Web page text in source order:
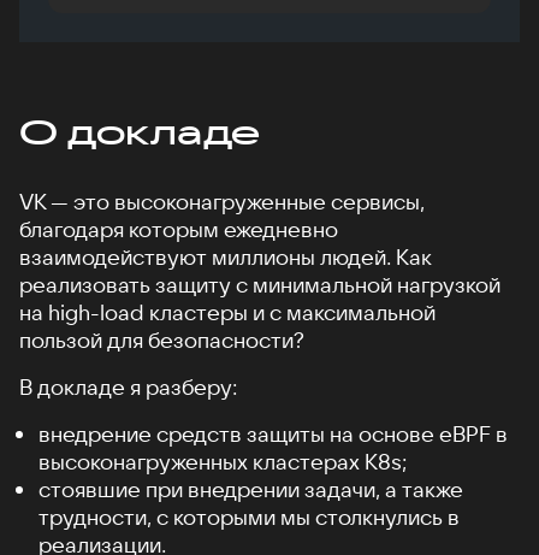
О докладе
VK — это высоконагруженные сервисы,
благодаря которым ежедневно
взаимодействуют миллионы людей. Как
реализовать защиту с минимальной нагрузкой
на high-load кластеры и с максимальной
пользой для безопасности?
В докладе я разберу:
внедрение средств защиты на основе eBPF в
высоконагруженных кластерах K8s;
стоявшие при внедрении задачи, а также
трудности, с которыми мы столкнулись в
реализации.